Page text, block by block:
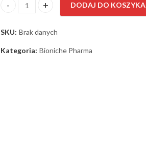
ilość Mix-Med 225mg (prop+master+tren a)
DODAJ DO KOSZYKA
SKU: Brak danych
Kategoria: Bioniche Pharma